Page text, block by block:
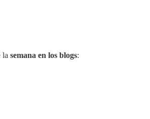
la semana en los blogs: